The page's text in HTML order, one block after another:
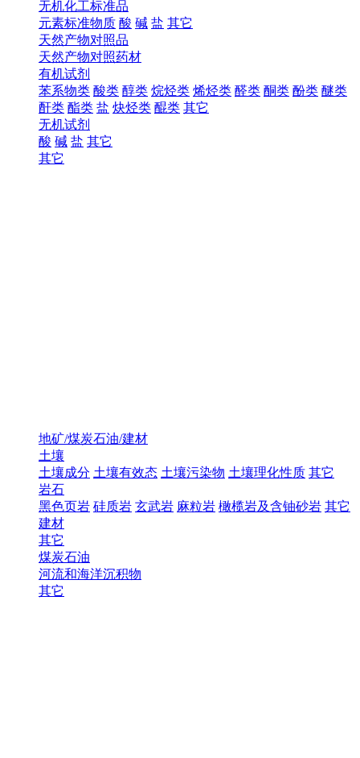
无机化工标准品
元素标准物质 酸 碱 盐 其它
天然产物对照品
天然产物对照药材
有机试剂
苯系物类 酸类 醇类 烷烃类 烯烃类 醛类 酮类 酚类 醚类
酐类 酯类 盐 炔烃类 醌类 其它
无机试剂
酸 碱 盐 其它
其它
地矿/煤炭石油/建材
土壤
土壤成分 土壤有效态 土壤污染物 土壤理化性质 其它
岩石
黑色页岩 硅质岩 玄武岩 麻粒岩 橄榄岩及含铀砂岩 其它
建材
其它
煤炭石油
河流和海洋沉积物
其它